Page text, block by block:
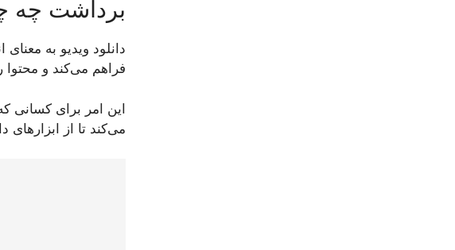
برداشت چه
دانلود ویدیو به
فراهم می‌کند و
این امر برای کسانی
می‌کند تا از ابزارهای